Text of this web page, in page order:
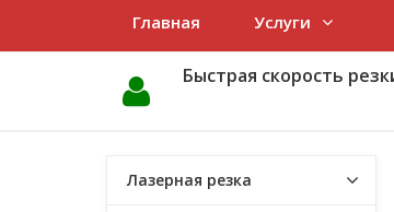
Главная Услуги
Быстрая скорость
Лазерная резка